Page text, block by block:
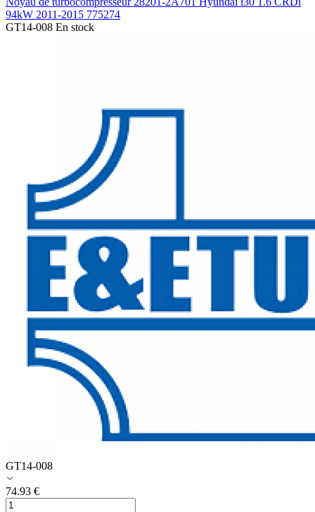
94kW 2011-2015 775274
GT14-008 En stock
GT14-008
74.93 €